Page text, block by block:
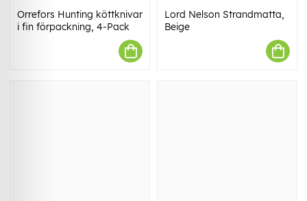
Orrefors Hunting köttknivar
i fin förpackning, 4-Pack
Lord Nelson Strandmatta,
Beige